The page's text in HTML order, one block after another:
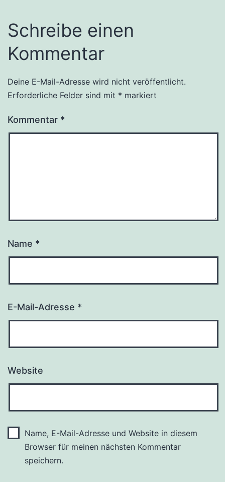
Schreibe einen
Kommentar
Deine E-Mail-Adresse wird nicht veröffentlicht.
Erforderliche Felder sind mit * markiert
Kommentar *
Name *
E-Mail-Adresse *
Website
Name, E-Mail-Adresse und Website in diesem
Browser für meinen nächsten Kommentar
speichern.